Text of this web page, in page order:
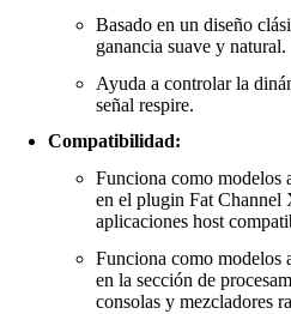
Basado en un diseño
ganancia suave y natural.
Ayuda a controlar la
señal respire.
Compatibilidad:
Funciona como modelos
en el plugin Fat Channel
aplicaciones host
Funciona como modelos
en la sección de
consolas y mezcladores